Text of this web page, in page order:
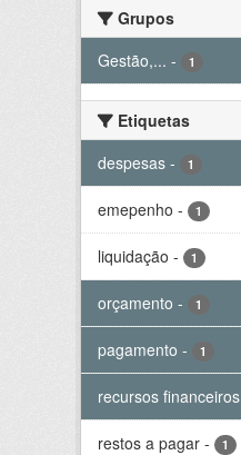
Grupos
Gestão,... - 1
Etiquetas
despesas - 1
emepenho - 1
liquidação - 1
orçamento - 1
pagamento - 1
recursos financeiros
restos a pagar - 1